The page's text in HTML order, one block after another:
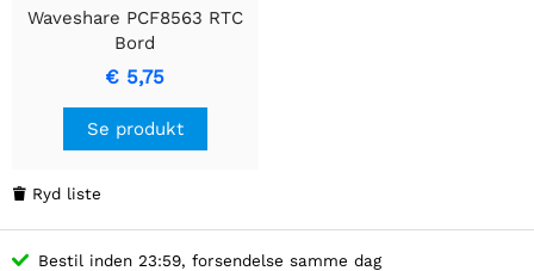
Waveshare PCF8563 RTC
Bord
€ 5,75
Se produkt
 Ryd liste
Bestil inden 23:59, forsendelse samme dag